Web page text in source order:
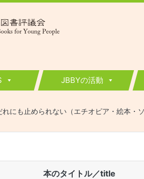
JBBYの活動
にも止められない（エチオピア・絵本・ソ
本のタイトル／title